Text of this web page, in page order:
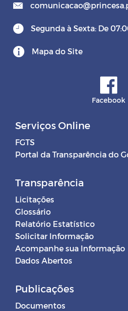
Segunda à Sexta: De
Mapa do Site
Facebook
Serviços Online
FGTS
Portal da Transparência do
Transparência
Licitações
Glossário
Relatório Estatístico
Solicitar Informação
Acompanhe sua Informação
Dados Abertos
Publicações
Documentos